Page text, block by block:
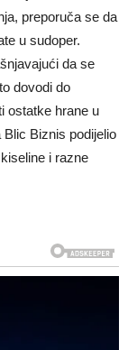
preporuča se da
u sudoper.
da se
dovodi do
ostatke hrane u
Biznis podijelio
i razne